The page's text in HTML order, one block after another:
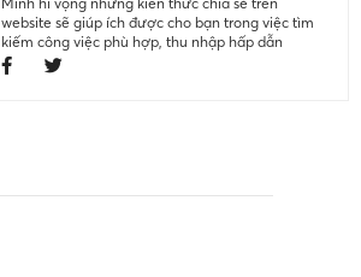
website sẽ giúp ích được cho bạn trong việc tìm
kiếm công việc phù hợp, thu nhập hấp dẫn